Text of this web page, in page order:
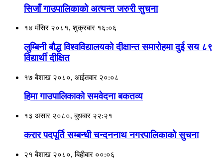
सिजाँ गाउपालिकाको अत्यन्त जरुरी सुचना
१४ मंसिर २०८१, शुक्रबार १६:०६
लुम्बिनी बौद्ध विश्वविद्यालयको दीक्षान्त समारोहमा दुई सय ८९
विद्यार्थी दीक्षित
१७ बैशाख २०८०, आईतवार २०:०८
हिमा गाउपालिकाको समवेदना बकतव्य
१३ असार २०८०, बुधबार २२:२१
करार पदपूर्ति सम्बन्धी चन्दननाथ नगरपालिकाको सुचना
२१ बैशाख २०८०, बिहीबार ००:०६